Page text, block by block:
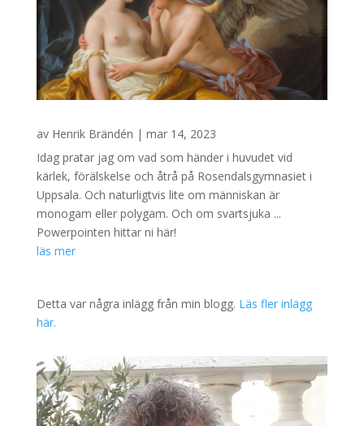
av Henrik Brändén | mar 14, 2023
Idag pratar jag om vad som händer i huvudet vid
kärlek, förälskelse och åtrå på Rosendalsgymnasiet i
Uppsala. Och naturligtvis lite om människan är
monogam eller polygam. Och om svartsjuka ...
Powerpointen hittar ni här!
läs mer
Detta var några inlägg från min blogg. Läs fler inlägg
här.